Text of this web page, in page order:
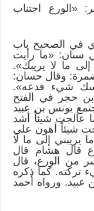
«الورع اجتناب
في الصحيح باب
سنان: «ما رأيت
ما لا يريبك».
وقال حسان:
شيء فدعه».
حجر في الفتح
يونس بن عبيد
عالجت شيئاً أشد
شيئاً أهون علي
إلى ما لا
قال هشام قال
من الورع، قال
تركته. كما ذكره
عبيد. ورواه أحمد